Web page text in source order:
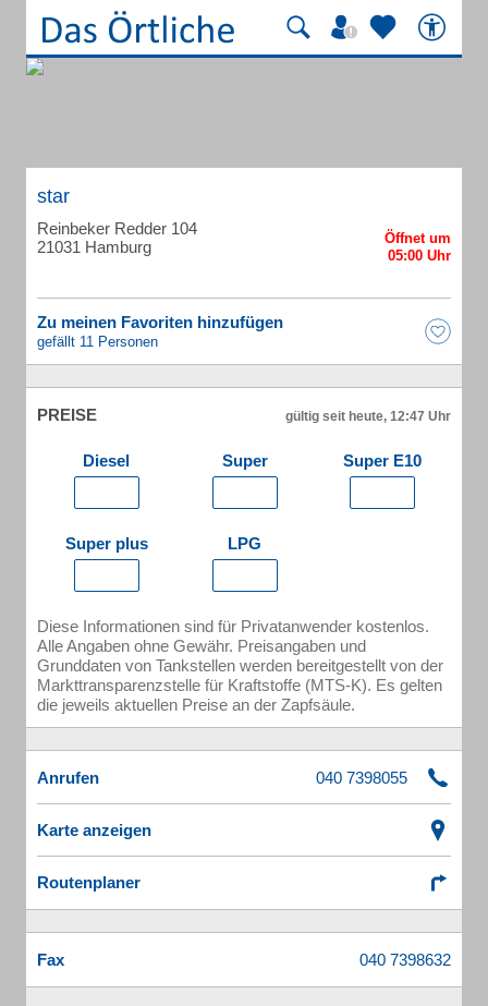
star
Reinbeker Redder 104
21031 Hamburg
Zu meinen Favoriten hinzufügen
gefällt 11 Personen
PREISE gültig seit heute, 12:47 Uhr
Diesel Super Super E10
Super plus LPG
Diese Informationen sind für Privatanwender kostenlos.
Alle Angaben ohne Gewähr. Preisangaben und
Grunddaten von Tankstellen werden bereitgestellt von der
Markttransparenzstelle für Kraftstoffe (MTS-K). Es gelten
die jeweils aktuellen Preise an der Zapfsäule.
Anrufen
Karte anzeigen
Routenplaner
Fax